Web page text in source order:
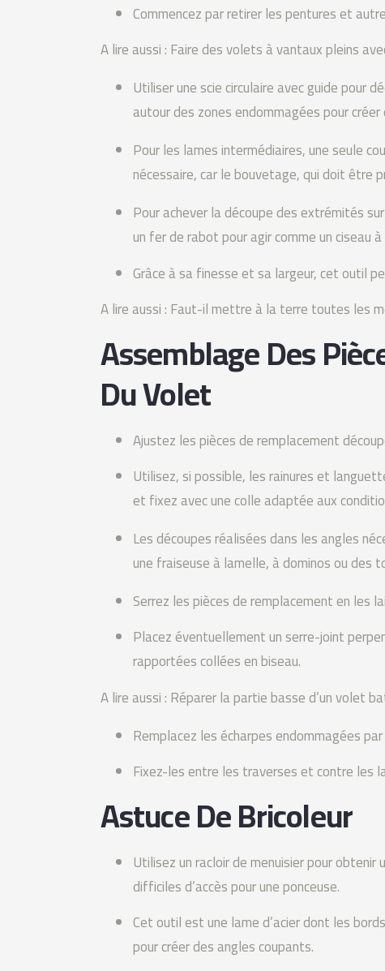
Commencez par retirer les pentures et
A lire aussi : Faire des volets à vantaux pleins
Utiliser une scie circulaire avec guide pour
autour des zones endommagées pour
Pour les lames intermédiaires, une seule
nécessaire, car le bouvetage, qui doit être
Pour achever la découpe des extrémités
un fer de rabot pour agir comme un ciseau
Grâce à sa finesse et sa largeur, cet outil
A lire aussi : Faut-il mettre à la terre toutes les
Assemblage Des
Du Volet
Ajustez les pièces de remplacement
Utilisez, si possible, les rainures et
et fixez avec une colle adaptée aux
Les découpes réalisées dans les angles
une fraiseuse à lamelle, à dominos ou des
Serrez les pièces de remplacement en les
Placez éventuellement un serre-joint
rapportées collées en biseau.
A lire aussi : Réparer la partie basse d’un volet
Remplacez les écharpes endommagées
Fixez-les entre les traverses et contre les
Astuce De Bricoleur
Utilisez un racloir de menuisier pour
difficiles d’accès pour une ponceuse.
Cet outil est une lame d’acier dont les
pour créer des angles coupants.